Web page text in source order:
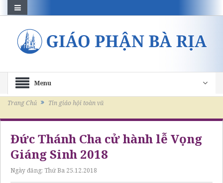
Menu
Trang Chủ Tin giáo hội toàn vũ
Đức Thánh Cha cử hành lễ Vọng
Giáng Sinh 2018
Ngày đăng: Thứ Ba 25.12.2018